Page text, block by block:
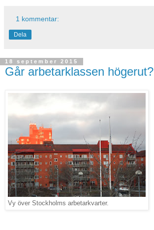
1 kommentar:
Dela
18 september 2015
Går arbetarklassen högerut?
Vy över Stockholms arbetarkvarter.